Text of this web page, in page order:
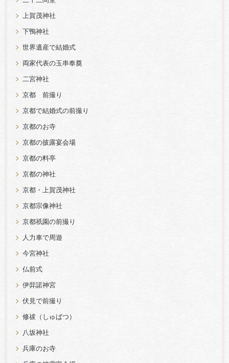
上賀茂神社
下鴨神社
世界遺産で結婚式
両家代表の玉串奉奠
二宮神社
京都 前撮り
京都で結婚式の前撮り
京都のお寺
京都の披露宴会場
京都の料亭
京都の神社
京都・上賀茂神社
京都宗像神社
京都祇園の前撮り
人力車で周遊
今宮神社
仏前式
伊弉諾神宮
伏見で前撮り
修祓（しゅばつ）
八坂神社
兵庫のお寺